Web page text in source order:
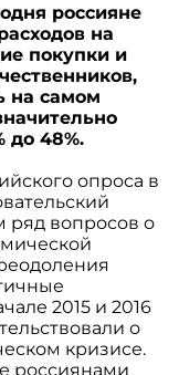
россияне
на
покупки и
на самом
до 48%.
опроса в
ряд вопросов о
2015 и 2016
о
кризисе.
россиянами